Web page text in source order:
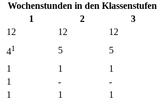
Wochenstunden in den Klassenstufen
1
2
3
12 12
12
41 5
5
1 1
1
1 -
-
1 1
1